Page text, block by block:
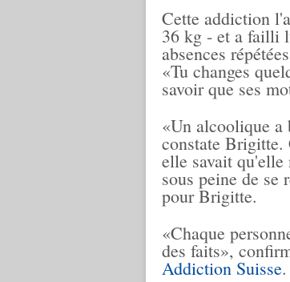
Cette addiction
36 kg - et a failli
absences
«Tu changes
savoir que ses
«Un alcoolique a
constate Brigitte.
elle savait qu'elle
sous peine de se
pour Brigitte.
«Chaque
des faits»,
Addiction Suisse